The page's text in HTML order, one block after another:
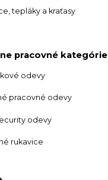
tepláky a kraťasy
pracovné kategórie
odevy
pracovné odevy
odevy
rukavice